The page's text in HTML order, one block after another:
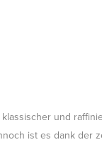
und
ist es dank der